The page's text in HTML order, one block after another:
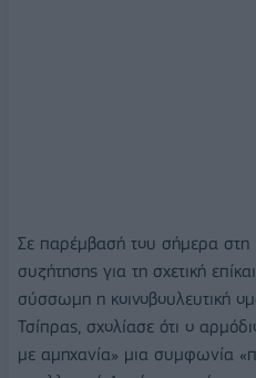
Σε παρέμβασή του σήμερα στη
συζήτησης για τη σχετική
σύσσωμη η κοινοβουλευτική
Τσίπρας, σχολίασε ότι ο
με αμηχανία» μια συμφωνία